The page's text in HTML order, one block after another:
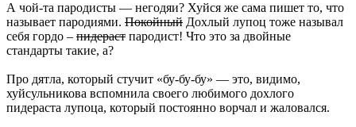
А чой-та пародисты — негодяи? Хуйся же сама пишет то, что
называет пародиями. Покойный Дохлый лупоц тоже называл
себя гордо – пидераст пародист! Что это за двойные
стандарты такие, а?
Про дятла, который стучит «бу-бу-бу» — это, видимо,
хуйсульникова вспомнила своего любимого дохлого
пидераста лупоца, который постоянно ворчал и жаловался.